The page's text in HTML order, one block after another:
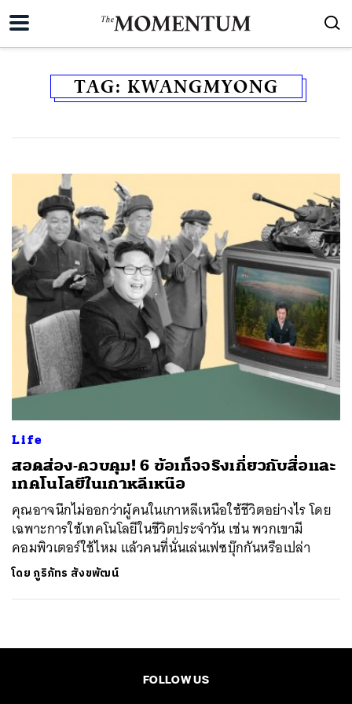
TAG: KWANGMYONG
Life
สอดส่อง-ควบคุม! 6 ข้อเท็จจริงเกี่ยวกับสื่อและ
เทคโนโลยีในเกาหลีเหนือ
คุณอาจนึกไม่ออกว่าผู้คนในเกาหลีเหนือใช้ชีวิตอย่างไร โดย
เฉพาะการใช้เทคโนโลยีในชีวิตประจำวัน เช่น พวกเขามี
คอมพิวเตอร์ใช้ไหม แล้วคนที่นั่นเล่นเฟซบุ๊กกันหรือเปล่า
โดย ภูริภัทร สังขพัฒน์
FOLLOW US
ค้นหา